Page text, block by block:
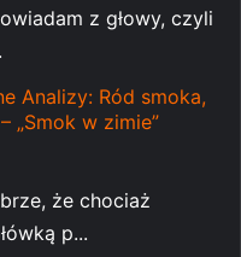
z głowy, czyli
Analizy: Ród smoka,
„Smok w zimie”
że chociaż
p...